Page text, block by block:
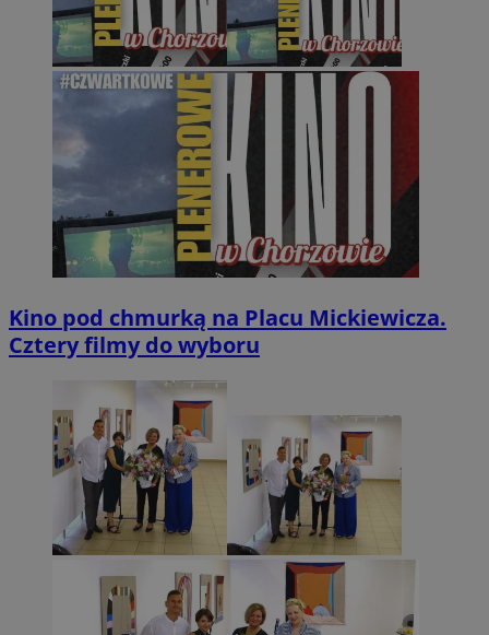
Kino pod chmurką na Placu Mickiewicza.
Cztery filmy do wyboru